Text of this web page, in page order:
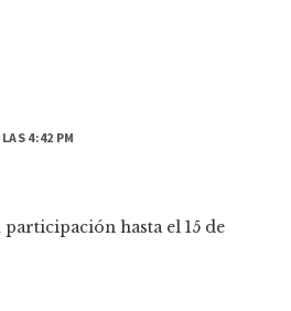
4:42 PM
hasta el 15 de